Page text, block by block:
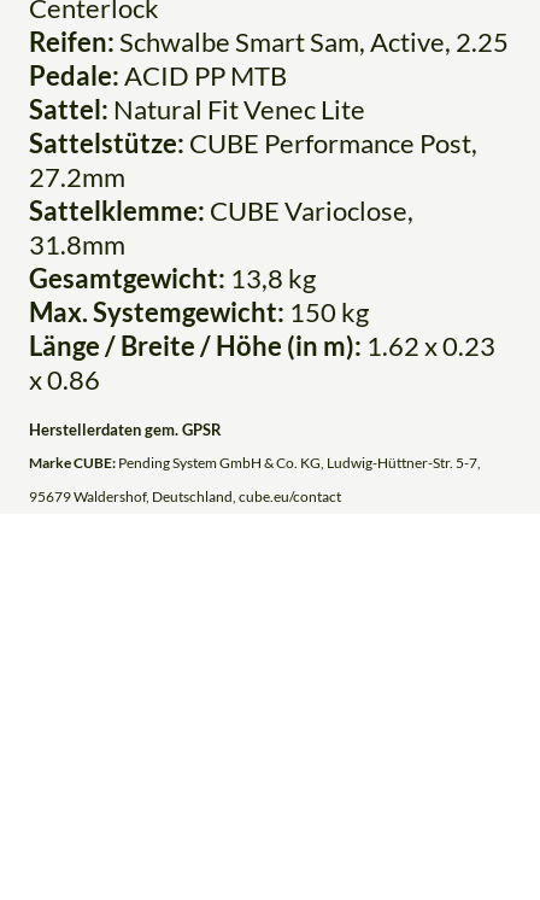
Centerlock
Reifen:Schwalbe Smart Sam, Active, 2.25
Pedale:ACID PP MTB
Sattel: Natural Fit Venec Lite
Sattelstütze: CUBE Performance Post,
27.2mm
Sattelklemme: CUBE Varioclose,
31.8mm
Gesamtgewicht: 13,8 kg
Max. Systemgewicht: 150 kg
Länge / Breite / Höhe (in m): 1.62 x 0.23
x 0.86
Herstellerdaten gem. GPSR
Marke CUBE: Pending System GmbH & Co. KG, Ludwig-Hüttner-Str. 5-7,
95679 Waldershof, Deutschland, cube.eu/contact